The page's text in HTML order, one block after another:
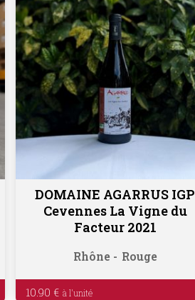
Ajouter au panier
DOMAINE AGARRUS IGP
Cevennes La Vigne du
Facteur 2021
Rhône Rouge
10.90 €